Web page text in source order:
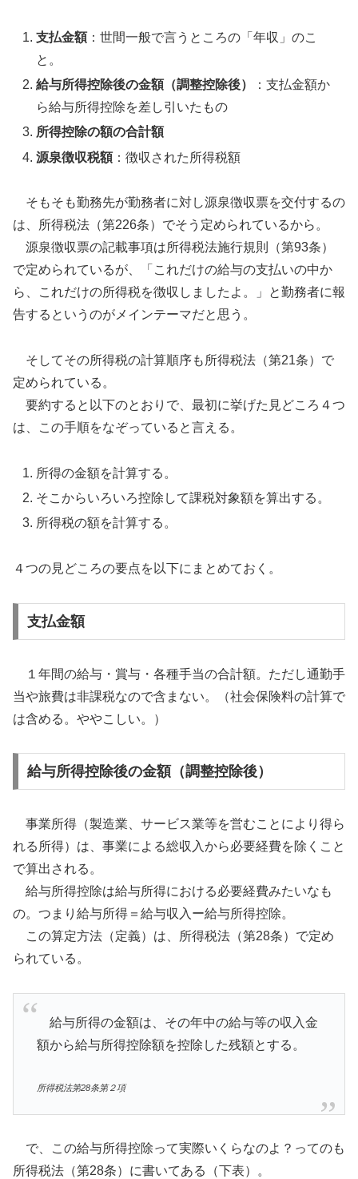
支払金額：世間一般で言うところの「年収」のこ
と。
給与所得控除後の金額（調整控除後）
：支払金額か
ら給与所得控除を差し引いたもの
所得控除の額の合計額
源泉徴収税額：徴収された所得税額
そもそも勤務先が勤務者に対し源泉徴収票を交付するの
は、所得税法（第226条）でそう定められているから。
源泉徴収票の記載事項は所得税法施行規則（第93条）
で定められているが、「これだけの給与の支払いの中か
ら、これだけの所得税を徴収しましたよ。」と勤務者に報
告するというのがメインテーマだと思う。
そしてその所得税の計算順序も所得税法（第21条）で
定められている。
要約すると以下のとおりで、最初に挙げた見どころ４つ
は、この手順をなぞっていると言える。
所得の金額を計算する。
そこからいろいろ控除して課税対象額を算出する。
所得税の額を計算する。
４つの見どころの要点を以下にまとめておく。
支払金額
１年間の給与・賞与・各種手当の合計額。ただし通勤手
当や旅費は非課税なので含まない。（社会保険料の計算で
は含める。ややこしい。）
給与所得控除後の金額（調整控除後）
事業所得（製造業、サービス業等を営むことにより得ら
れる所得）は、事業による総収入から必要経費を除くこと
で算出される。
給与所得控除は給与所得における必要経費みたいなも
の。つまり給与所得＝給与収入ー給与所得控除。
この算定方法（定義）は、所得税法（第28条）で定め
られている。
給与所得の金額は、その年中の給与等の収入金
額から給与所得控除額を控除した残額とする。
所得税法第28条第２項
で、この給与所得控除って実際いくらなのよ？ってのも
所得税法（第28条）に書いてある（下表）。